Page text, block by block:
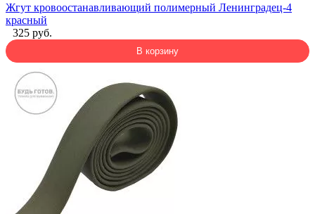
Жгут кровоостанавливающий полимерный Ленинградец-4
красный
325 руб.
В корзину